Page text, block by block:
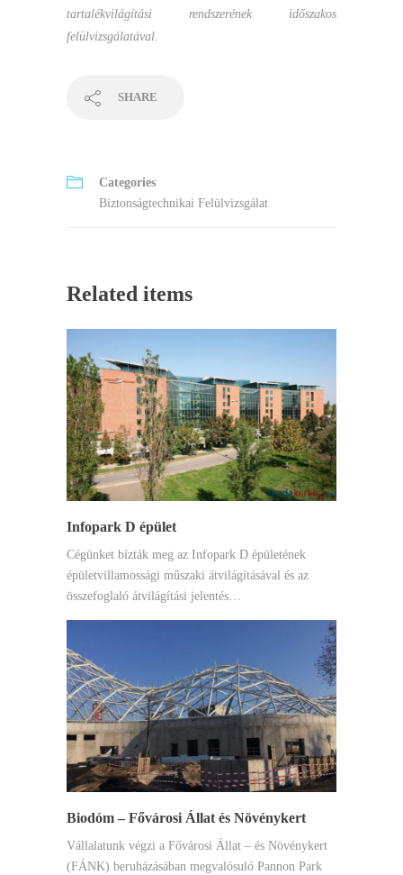
tartalékvilágítási rendszerének időszakos
felülvizsgálatával.
SHARE
Categories
Biztonságtechnikai Felülvizsgálat
Related items
Infopark D épület
Cégünket bízták meg az Infopark D épületének
épületvillamossági műszaki átvilágításával és az
összefoglaló átvilágítási jelentés…
Biodóm – Fővárosi Állat és Növénykert
Vállalatunk végzi a Fővárosi Állat – és Növénykert
(FÁNK) beruházásában megvalósuló Pannon Park